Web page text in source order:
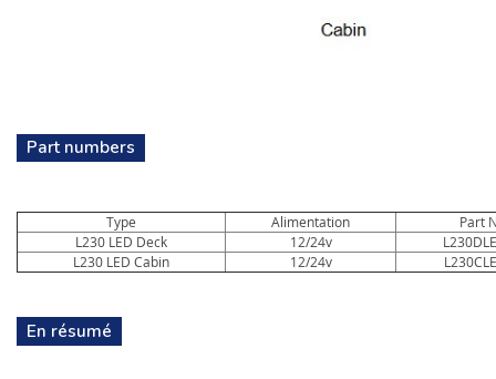
Part numbers
Type Alimentation
Part
L230 LED Deck
12/24v
L230 LED Cabin
12/24v
En résumé